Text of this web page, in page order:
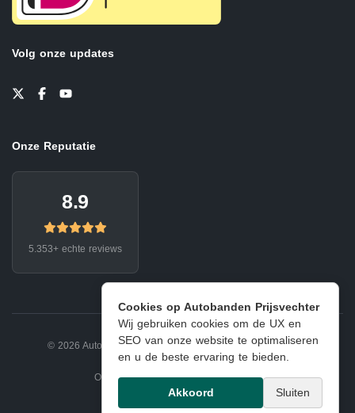
Cookies op Autobanden Prijsvechter
Wij gebruiken cookies om de UX en
SEO van onze website te optimaliseren
en u de beste ervaring te bieden.
Akkoord Sluiten
Volg onze updates
Onze Reputatie
8.9
5.353+ echte reviews
© 2026 Autobanden Prijsvechter. Privacy | Voorwaarden
Onderdeel van EJ Banden Oosterhout